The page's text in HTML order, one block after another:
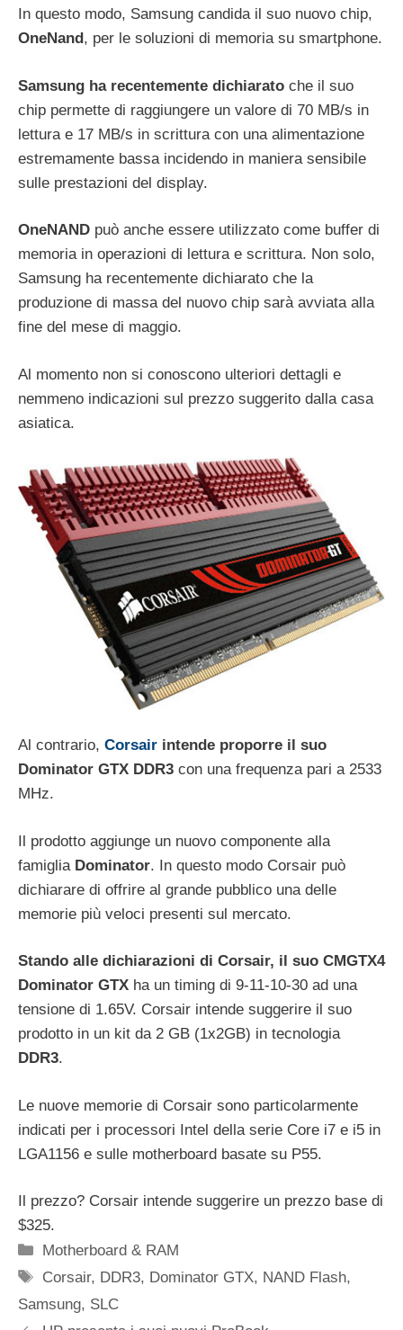
In questo modo, Samsung candida il suo nuovo chip,
OneNand , per le soluzioni di memoria su smartphone.
Samsung ha recentemente dichiarato che il suo
chip permette di raggiungere un valore di 70 MB/s in
lettura e 17 MB/s in scrittura con una alimentazione
estremamente bassa incidendo in maniera sensibile
sulle prestazioni del display.
OneNAND può anche essere utilizzato come buffer di
memoria in operazioni di lettura e scrittura. Non solo,
Samsung ha recentemente dichiarato che la
produzione di massa del nuovo chip sarà avviata alla
fine del mese di maggio.
Al momento non si conoscono ulteriori dettagli e
nemmeno indicazioni sul prezzo suggerito dalla casa
asiatica.
Al contrario, Corsair intende proporre il suo
Dominator GTX DDR3 con una frequenza pari a 2533
MHz.
Il prodotto aggiunge un nuovo componente alla
famiglia Dominator. In questo modo Corsair può
dichiarare di offrire al grande pubblico una delle
memorie più veloci presenti sul mercato.
Stando alle dichiarazioni di Corsair, il suo CMGTX4
Dominator GTX ha un timing di 9-11-10-30 ad una
tensione di 1.65V. Corsair intende suggerire il suo
prodotto in un kit da 2 GB (1x2GB) in tecnologia
DDR3.
Le nuove memorie di Corsair sono particolarmente
indicati per i processori Intel della serie Core i7 e i5 in
LGA1156 e sulle motherboard basate su P55.
Il prezzo? Corsair intende suggerire un prezzo base di
$325.
Categorie
Motherboard & RAM
Tag
Corsair, DDR3, Dominator GTX, NAND Flash,
Samsung, SLC